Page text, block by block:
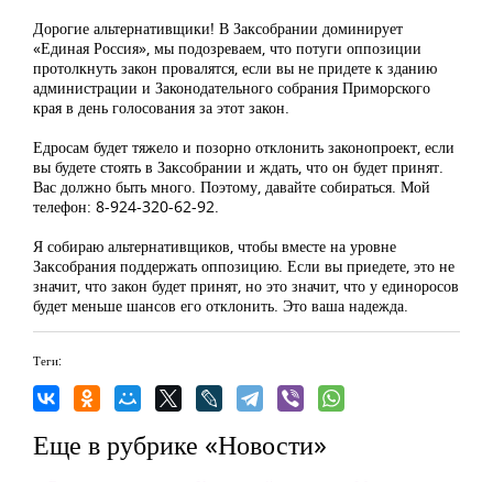
Дорогие альтернативщики! В Заксобрании доминирует
«Единая Россия», мы подозреваем, что потуги оппозиции
протолкнуть закон провалятся, если вы не придете к зданию
администрации и Законодательного собрания Приморского
края в день голосования за этот закон.
Едросам будет тяжело и позорно отклонить законопроект, если
вы будете стоять в Заксобрании и ждать, что он будет принят.
Вас должно быть много. Поэтому, давайте собираться. Мой
телефон: 8-924-320-62-92.
Я собираю альтернативщиков, чтобы вместе на уровне
Заксобрания поддержать оппозицию. Если вы приедете, это не
значит, что закон будет принят, но это значит, что у единоросов
будет меньше шансов его отклонить. Это ваша надежда.
Теги:
Еще в рубрике «Новости»